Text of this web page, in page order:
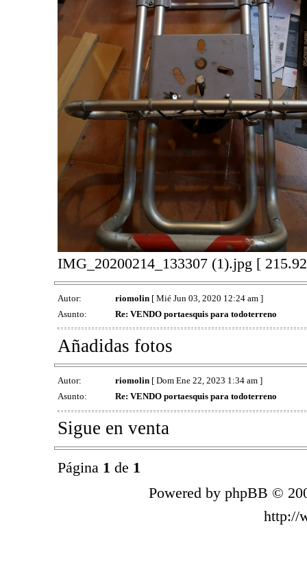
IMG_20200214_133307 (1).jpg [
Autor: riomolin[ Mié Jun 03, 2020 12:24 am ]
Asunto:
Re: VENDO portaesquis para todoterreno
Añadidas fotos
Autor: riomolin[ Dom Ene 22, 2023 1:34 am ]
Asunto:
Re: VENDO portaesquis para todoterreno
Sigue en venta
Página 1 de 1
Powered by phpBB ©
http://